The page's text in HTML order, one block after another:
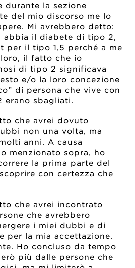
durante la sezione
del mio discorso me lo
Mi avrebbero detto:
abbia il diabete di tipo 2,
per il tipo 1,5 perché a me
loro, il fatto che io
di tipo 2 significava
e/o la loro concezione
di persona che vive con
erano sbagliati.
che avrei dovuto
non una volta, ma
anni. A causa
menzionato sopra, ho
la prima parte del
con certezza che
che avrei incontrato
che avrebbero
i miei dubbi e di
per la mia accettazione.
Ho concluso da tempo
più dalle persone che